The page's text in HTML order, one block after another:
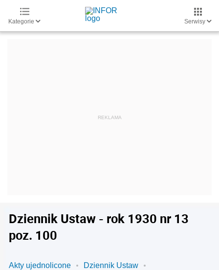
Kategorie Serwisy
Dziennik Ustaw - rok 1930 nr 13
poz. 100
Akty ujednolicone
Dziennik Ustaw